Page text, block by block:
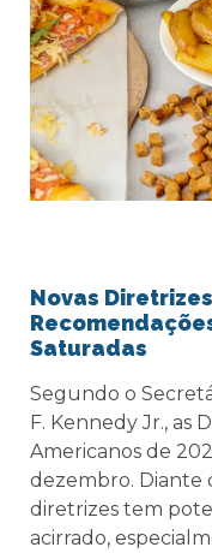
Novas
Saturadas
Segundo o
F. Kennedy Jr., as
Americanos de
dezembro. Diante
diretrizes tem
acirrado,